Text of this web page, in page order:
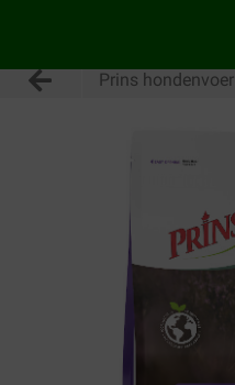
Prins hondenvoer